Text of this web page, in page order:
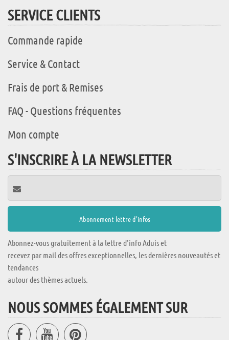
SERVICE CLIENTS
Commande rapide
Service & Contact
Frais de port & Remises
FAQ - Questions fréquentes
Mon compte
S'INSCRIRE À LA NEWSLETTER
Abonnez-vous gratuitement à la lettre d'info Aduis et
recevez par mail des offres exceptionnelles, les dernières nouveautés et
tendances
autour des thèmes actuels.
NOUS SOMMES ÉGALEMENT SUR